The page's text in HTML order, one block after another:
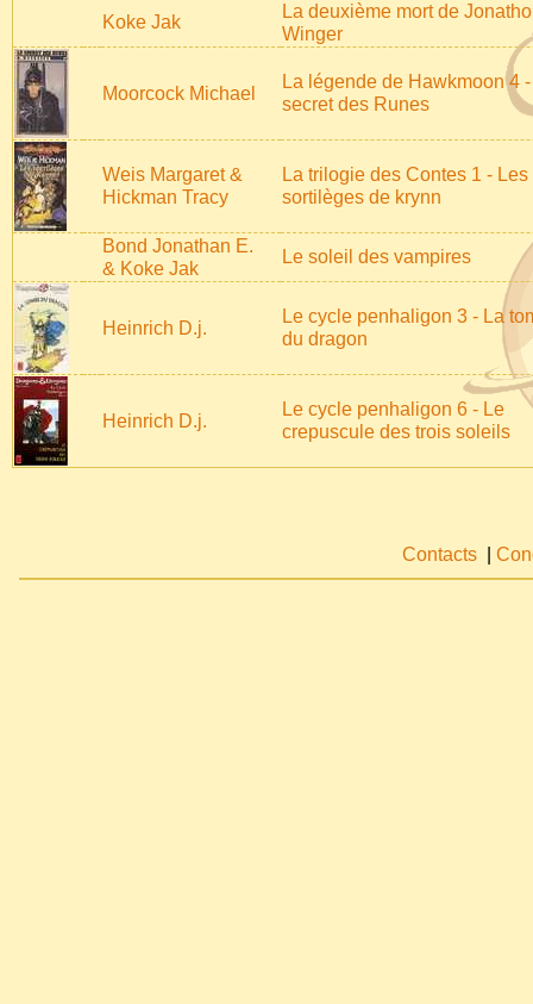
Koke Jak
La deuxième mort de
Winger
Moorcock Michael
La légende de Hawkmoon 4
secret des Runes
Weis Margaret &
Hickman Tracy
La trilogie des Contes 1 - Les
sortilèges de krynn
Bond Jonathan E.
& Koke Jak
Le soleil des vampires
Heinrich D.j.
Le cycle penhaligon 3 - La
du dragon
Heinrich D.j.
Le cycle penhaligon 6 - Le
crepuscule des trois soleils
Contacts |